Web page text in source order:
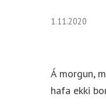
1.11.2020
Á morgun,
hafa ekki